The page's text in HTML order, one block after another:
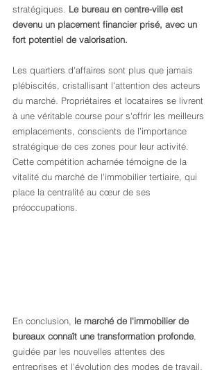
stratégiques. Le bureau en centre-ville est
devenu un placement financier prisé, avec un
fort potentiel de valorisation.
Les quartiers d'affaires sont plus que jamais
plébiscités, cristallisant l'attention des acteurs
du marché. Propriétaires et locataires se livrent
à une véritable course pour s'offrir les meilleurs
emplacements, conscients de l'importance
stratégique de ces zones pour leur activité.
Cette compétition acharnée témoigne de la
vitalité du marché de l'immobilier tertiaire, qui
place la centralité au cœur de ses
préoccupations.
En conclusion, le marché de l'immobilier de
bureaux connaît une transformation profonde,
guidée par les nouvelles attentes des
entreprises et l'évolution des modes de travail.